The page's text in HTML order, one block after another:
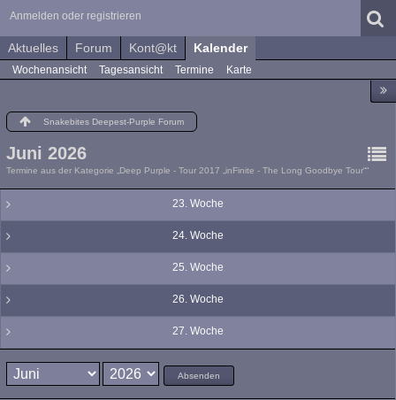
Anmelden oder registrieren
Aktuelles Forum Kont@kt Kalender
Wochenansicht Tagesansicht Termine Karte
Snakebites Deepest-Purple Forum
Juni 2026
Termine aus der Kategorie „Deep Purple - Tour 2017 „inFinite - The Long Goodbye Tour““
23. Woche
24. Woche
25. Woche
26. Woche
27. Woche
Absenden